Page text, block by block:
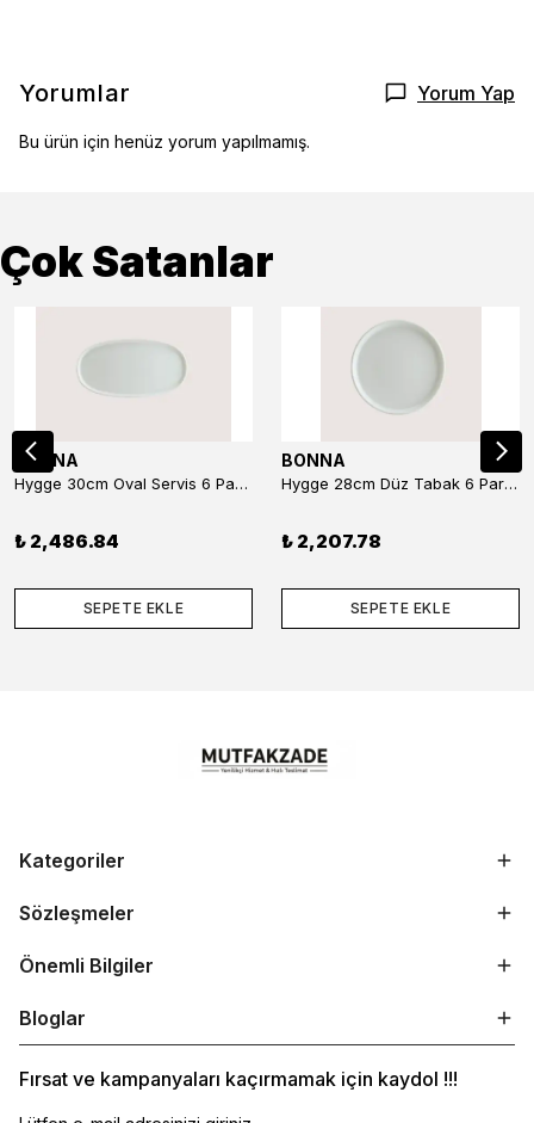
Yorumlar Yorum Yap
Bu ürün için henüz yorum yapılmamış.
Çok Satanlar
BONNA
Hygge 30cm Oval Servis 6 Parça
₺ 2,486.84
SEPETE EKLE
BONNA
Hygge 28cm Düz Tabak 6 Parça
₺ 2,207.78
SEPETE EKLE
Kategoriler
Sözleşmeler
Önemli Bilgiler
Bloglar
Fırsat ve kampanyaları kaçırmamak için kaydol !!!